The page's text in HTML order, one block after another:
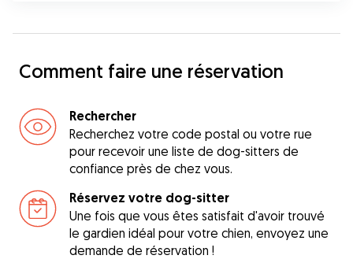
Comment faire une réservation
Rechercher
Recherchez votre code postal ou votre rue
pour recevoir une liste de dog-sitters de
confiance près de chez vous.
Réservez votre dog-sitter
Une fois que vous êtes satisfait d'avoir trouvé
le gardien idéal pour votre chien, envoyez une
demande de réservation !